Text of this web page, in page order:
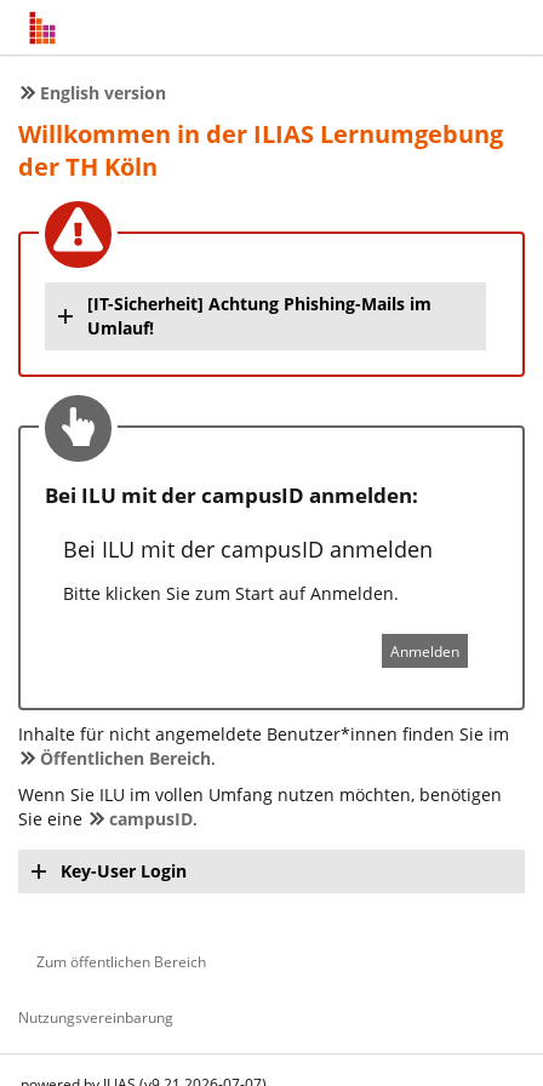
English version
Willkommen in der ILIAS Lernumgebung
der TH Köln
[IT-Sicherheit] Achtung Phishing-Mails im
Umlauf!
Bei ILU mit der campusID anmelden:
Bei ILU mit der campusID anmelden
Bitte klicken Sie zum Start auf Anmelden.
Anmelden
Inhalte für nicht angemeldete Benutzer*innen finden Sie im
Öffentlichen Bereich.
Wenn Sie ILU im vollen Umfang nutzen möchten, benötigen
Sie eine
campusID.
Key-User Login
Zum öffentlichen Bereich
Nutzungsvereinbarung